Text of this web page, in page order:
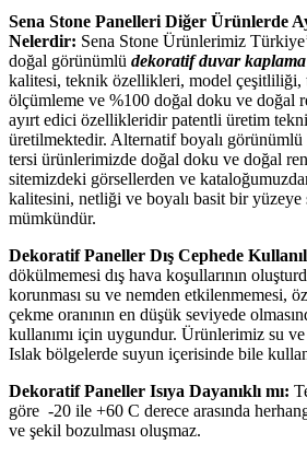
Sena Stone Panelleri Diğer Ürünlerde
Nelerdir: Sena Stone Ürünlerimiz
doğal görünümlü dekoratif duvar kaplama
kalitesi, teknik özellikleri, model çeşitliliği,
ölçümleme ve %100 doğal doku ve doğal
ayırt edici özellikleridir patentli üretim
üretilmektedir. Alternatif boyalı görünümlü
tersi ürünlerimizde doğal doku ve doğal
sitemizdeki görsellerden ve
kalitesini, netliği ve boyalı basit bir yüzeye
mümkündür.
Dekoratif Paneller Dış Cephede
dökülmemesi dış hava koşullarının
korunması su ve nemden etkilenmemesi,
çekme oranının en düşük seviyede
kullanımı için uygundur. Ürünlerimiz su
Islak bölgelerde suyun içerisinde bile
Dekoratif Paneller Isıya Dayanıklı mı:
göre -20 ile +60 C derece arasında
ve şekil bozulması oluşmaz.